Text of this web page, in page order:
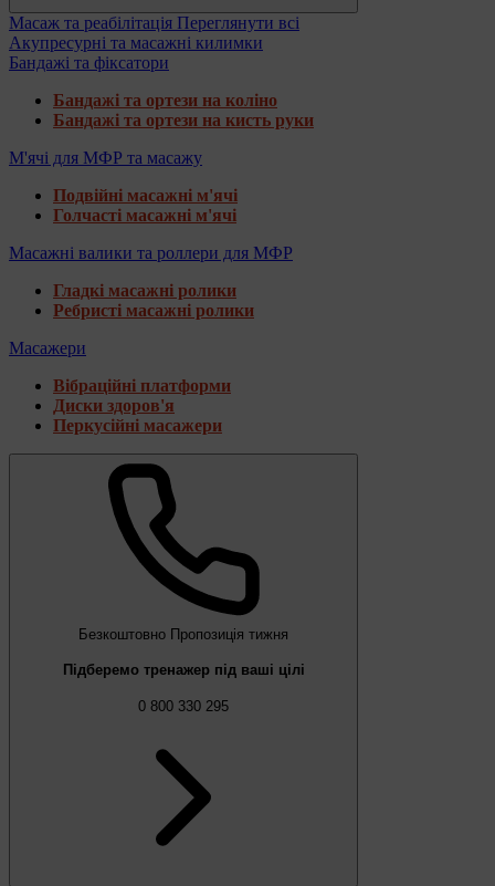
Масаж та реабілітація Переглянути всі
Акупресурні та масажні килимки
Бандажі та фіксатори
Бандажі та ортези на коліно
Бандажі та ортези на кисть руки
М'ячі для МФР та масажу
Подвійні масажні м'ячі
Голчасті масажні м'ячі
Масажні валики та роллери для МФР
Гладкі масажні ролики
Ребристі масажні ролики
Масажери
Вібраційні платформи
Диски здоров'я
Перкусійні масажери
Безкоштовно Пропозиція тижня
Підберемо тренажер під ваші цілі
0 800 330 295